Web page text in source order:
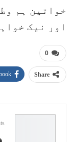
خواتین ہم
اور نیک
0
Share